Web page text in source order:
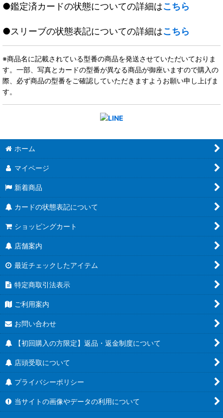
●鑑定済カードの状態についての詳細はこちら
●スリーブの状態表記についての詳細はこちら
※商品名に記載されている型番の商品を発送させていただいておりま
す。一部、写真とカードの型番が異なる商品が御座いますので購入の
際、必ず商品の型番をご確認していただきますようお願い申し上げま
す。
ホーム
マイページ
新着商品
カードの状態表記について
ショッピングカート
店舗案内
最近チェックしたアイテム
特定商取引法表示
ご利用案内
お問い合わせ
【初回購入の方限定】返品・返金制度について
店頭受取について
プライバシーポリシー
当サイトの画像やデータの利用について